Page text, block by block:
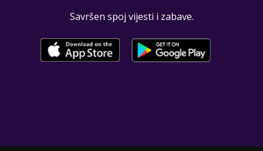
Savršen spoj vijesti i zabave.